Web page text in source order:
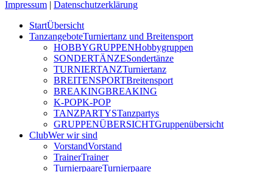
Impressum | Datenschutzerklärung
StartÜbersicht
TanzangeboteTurniertanz und Breitensport
HOBBYGRUPPENHobbygruppen
SONDERTÄNZESondertänze
TURNIERTANZTurniertanz
BREITENSPORTBreitensport
BREAKINGBREAKING
K-POPK-POP
TANZPARTYSTanzpartys
GRUPPENÜBERSICHTGruppenübersicht
ClubWer wir sind
VorstandVorstand
TrainerTrainer
TurnierpaareTurnierpaare